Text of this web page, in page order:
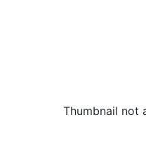
Thumbnail not